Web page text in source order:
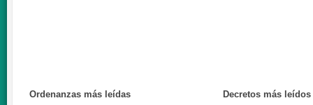
Ordenanzas más leídas Decretos más leídos